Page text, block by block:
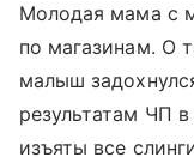
Молодая мама с
по магазинам. О
малыш
результатам ЧП
изъяты все